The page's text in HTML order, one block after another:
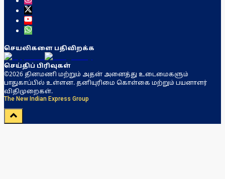
செயலிகளை பதிவிறக்க
செய்திப் பிரிவுகள்
©2026 தினமணி மற்றும் அதன் அனைத்து உடைமைகளும்
பாதுகாப்பில் உள்ளன. தனியுரிமை கொள்கை மற்றும் பயனாளர்
விதிமுறைகள்.
The New Indian Express Group